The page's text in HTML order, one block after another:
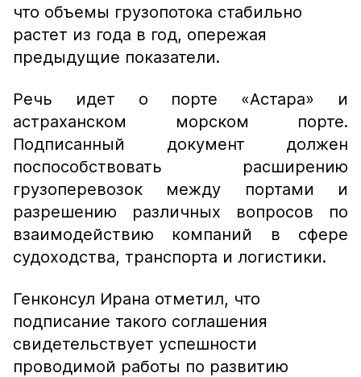
что объемы грузопотока стабильно
растет из года в год, опережая
предыдущие показатели.
Речь идет о порте «Астара» и
астраханском морском порте.
Подписанный документ должен
поспособствовать расширению
грузоперевозок между портами и
разрешению различных вопросов по
взаимодействию компаний в сфере
судоходства, транспорта и логистики.
Генконсул Ирана отметил, что
подписание такого соглашения
свидетельствует успешности
проводимой работы по развитию